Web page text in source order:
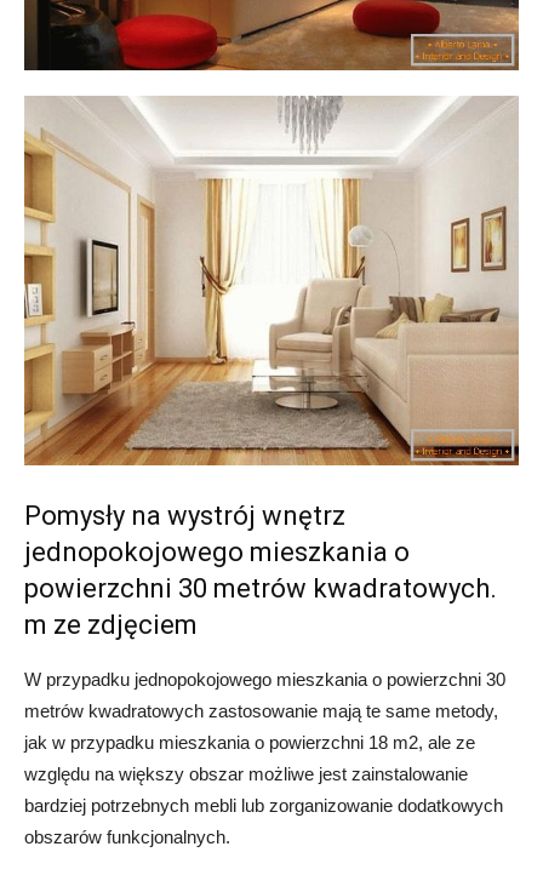
Pomysły na wystrój wnętrz
jednopokojowego mieszkania o
powierzchni 30 metrów kwadratowych.
m ze zdjęciem
W przypadku jednopokojowego mieszkania o powierzchni 30
metrów kwadratowych zastosowanie mają te same metody,
jak w przypadku mieszkania o powierzchni 18 m2, ale ze
względu na większy obszar możliwe jest zainstalowanie
bardziej potrzebnych mebli lub zorganizowanie dodatkowych
obszarów funkcjonalnych.